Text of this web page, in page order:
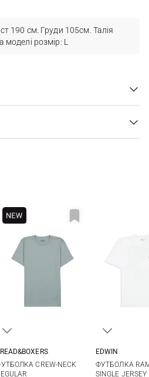
190 см. Груди 105см. Талія
розмір: L
CREW-NECK
XL
XXL
EDWIN
ФУТБОЛКА
SINGLE JERSEY